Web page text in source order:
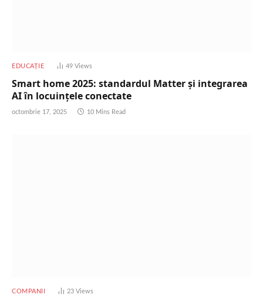
EDUCAȚIE 49Views
Smart home 2025: standardul Matter și integrarea
AI în locuinţele conectate
octombrie 17, 2025 10 Mins Read
COMPANII 23Views